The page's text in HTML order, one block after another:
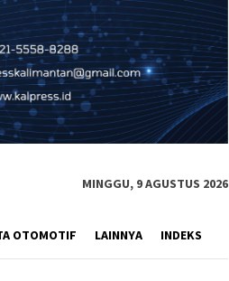
MINGGU, 9 AGUSTUS 2026
OTOMOTIF LAINNYA INDEKS